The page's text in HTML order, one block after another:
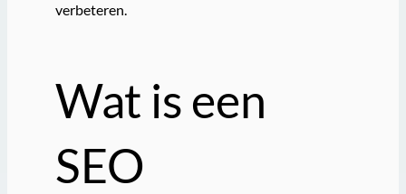
verbeteren.
Wat is een
SEO